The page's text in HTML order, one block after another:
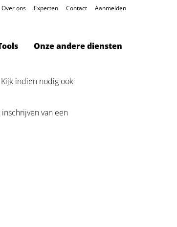
Onze andere diensten
Over ons Experten Contact Aanmelden
indien nodig ook
van een